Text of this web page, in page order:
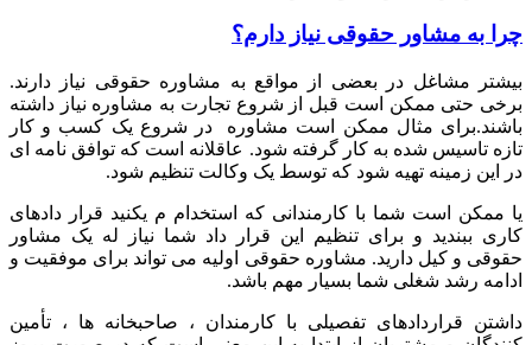
چرا به مشاور حقوقی نیاز دارم؟
بیشتر مشاغل در بعضی از مواقع به مشاوره حقوقی نیاز دارند.
برخی حتی ممکن است قبل از شروع تجارت به مشاوره نیاز داشته
باشند.برای مثال ممکن است مشاوره در شروع یک کسب و کار
تازه تاسیس شده به کار گرفته شود. عاقلانه است که توافق نامه ای
در این زمینه تهیه شود که توسط یک وکالت تنظیم شود.
یا ممکن است شما با کارمندانی که استخدام م یکنید قرار دادهای
کاری ببندید و برای تنظیم این قرار داد شما نیاز له یک مشاور
حقوقی و کیل دارید. مشاوره حقوقی اولیه می تواند برای موفقیت و
ادامه رشد شغلی شما بسیار مهم باشد.
داشتن قراردادهای تفصیلی با کارمندان ، صاحبخانه ها ، تأمین